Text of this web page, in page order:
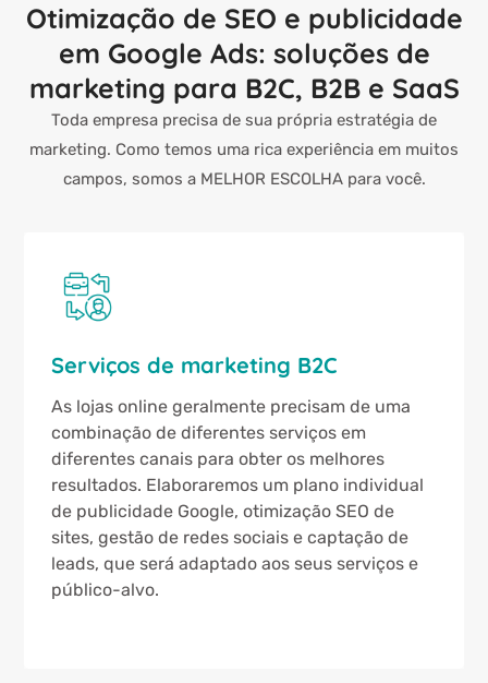
Otimização de SEO e publicidade
em Google Ads: soluções de
marketing para B2C, B2B e SaaS
Toda empresa precisa de sua própria estratégia de
marketing. Como temos uma rica experiência em muitos
campos, somos a MELHOR ESCOLHA para você.
Serviços de marketing B2C
As lojas online geralmente precisam de uma
combinação de diferentes serviços em
diferentes canais para obter os melhores
resultados. Elaboraremos um plano individual
de publicidade Google, otimização SEO de
sites, gestão de redes sociais e captação de
leads, que será adaptado aos seus serviços e
público-alvo.